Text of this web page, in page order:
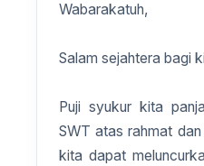
Wabarakatuh,
Salam sejahtera bagi
Puji syukur kita
SWT atas rahmat
kita dapat